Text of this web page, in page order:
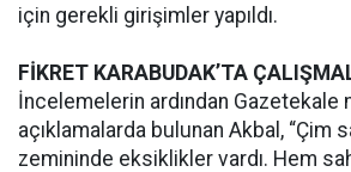
için gerekli girişimler yapıldı.
FİKRET KARABUDAK’TA
İncelemelerin ardından Gazetekale
açıklamalarda bulunan Akbal, “Çim
zemininde eksiklikler vardı. Hem